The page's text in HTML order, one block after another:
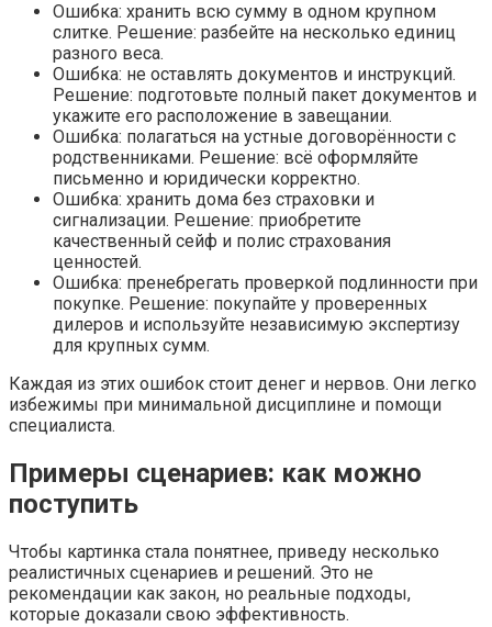
Ошибка: хранить всю сумму в одном крупном
слитке. Решение: разбейте на несколько единиц
разного веса.
Ошибка: не оставлять документов и инструкций.
Решение: подготовьте полный пакет документов и
укажите его расположение в завещании.
Ошибка: полагаться на устные договорённости с
родственниками. Решение: всё оформляйте
письменно и юридически корректно.
Ошибка: хранить дома без страховки и
сигнализации. Решение: приобретите
качественный сейф и полис страхования
ценностей.
Ошибка: пренебрегать проверкой подлинности при
покупке. Решение: покупайте у проверенных
дилеров и используйте независимую экспертизу
для крупных сумм.
Каждая из этих ошибок стоит денег и нервов. Они легко
избежимы при минимальной дисциплине и помощи
специалиста.
Примеры сценариев: как можно
поступить
Чтобы картинка стала понятнее, приведу несколько
реалистичных сценариев и решений. Это не
рекомендации как закон, но реальные подходы,
которые доказали свою эффективность.